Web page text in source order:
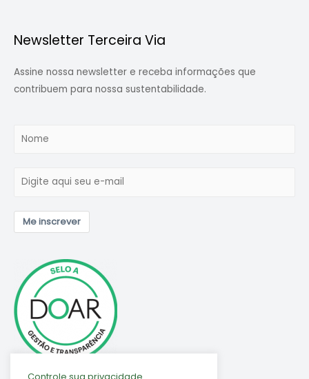
Newsletter Terceira Via
Assine nossa newsletter e receba informações que
contribuem para nossa sustentabilidade.
Me inscrever